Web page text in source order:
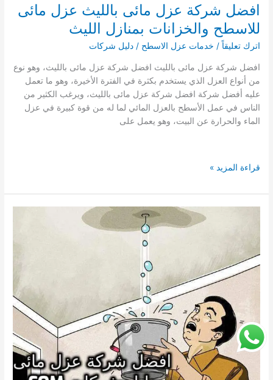
افضل شركة عزل مائى بالليث عزل مائى
للاسطح والخزانات بمنازل الليث
اترك تعليقاً / خدمات عزل الاسطح /دليل شركات
افضل شركة عزل مائى بالليث افضل شركة عزل مائى بالليث، وهو نوع
من أنواع العزل الذي يستخدم بكثرة في الفترة الأخيرة، وهو ما تعمل
عليه أفضل شركة افضل شركة عزل مائى بالليث، ويرغب الكثير من
الناس في عمل الأسطح بالعزل المائي لما له من قوة كبيرة في عزل
الماء والحرارة عن البيت، وهو يعمل على
افضل
عزل
مائى
مائى
للاسطح
والخزانات
قراءة المزيد »